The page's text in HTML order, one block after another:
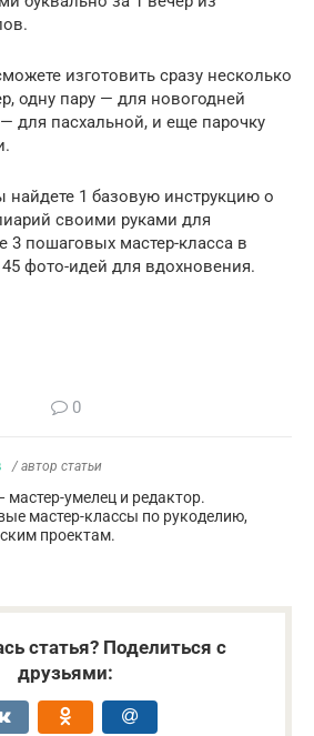
изготовить сразу несколько
одну пару — для новогодней
для пасхальной, и еще парочку
найдете 1 базовую инструкцию о
своими руками для
3 пошаговых мастер-класса в
фото-идей для вдохновения.
0
/ автор статьи
умелец и редактор.
мастер-классы по рукоделию,
проектам.
статья? Поделиться с
друзьями: